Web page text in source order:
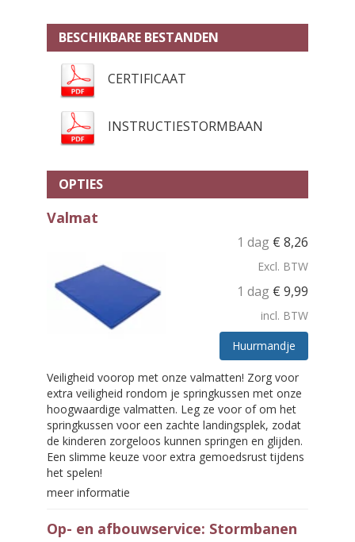
BESCHIKBARE BESTANDEN
CERTIFICAAT
INSTRUCTIESTORMBAAN
OPTIES
Valmat
1 dag € 8,26
Excl. BTW
1 dag € 9,99
incl. BTW
Huurmandje
Veiligheid voorop met onze valmatten! Zorg voor
extra veiligheid rondom je springkussen met onze
hoogwaardige valmatten. Leg ze voor of om het
springkussen voor een zachte landingsplek, zodat
de kinderen zorgeloos kunnen springen en glijden.
Een slimme keuze voor extra gemoedsrust tijdens
het spelen!
meer informatie
Op- en afbouwservice: Stormbanen